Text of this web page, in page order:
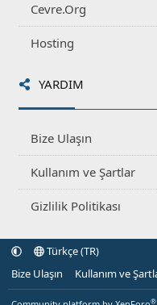
Cevre.Org
Hosting
YARDIM
Bize Ulaşın
Kullanım ve Şartlar
Gizlilik Politikası
Türkçe (TR)
Bize Ulaşın
Kullanım ve
®